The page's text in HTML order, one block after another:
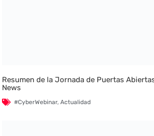
Resumen de la Jornada de Puertas
News
#CyberWebinar,Actualidad